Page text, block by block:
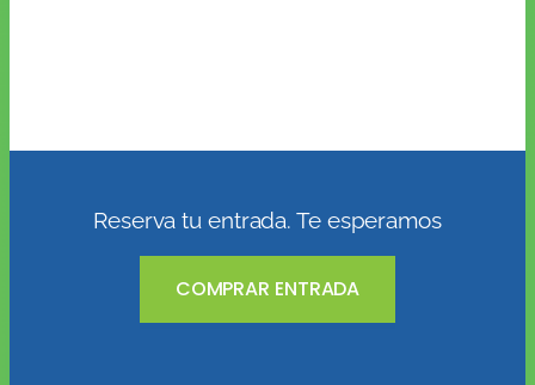
Reserva tu entrada. Te esperamos
COMPRAR ENTRADA